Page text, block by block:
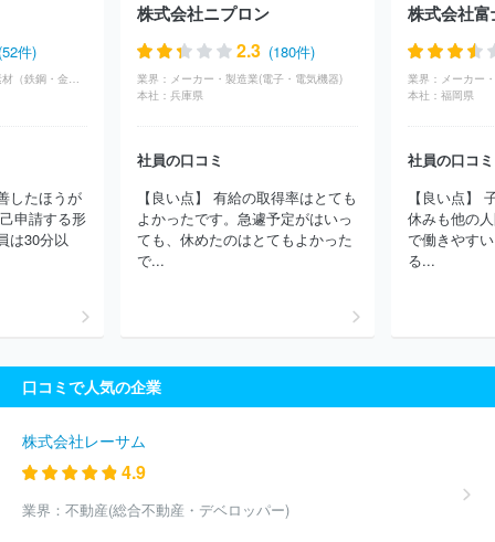
株式会社ピーアップ
ヒロセ電機株式会社
帝国通信工業株式会
社
株式会社日立製作所 太陽誘電株式会社
日本シイエムケイ株
式会社
新電元工業株式会社
社
ＮＥＣプラットフォームズ株式会社
日本アビオニクス株式会
日本電波工業株式会社
株式会社日本デジタル研究所
スタンレー電気株式会社
キヤノン株式会社
岩崎通信機株式会
社
株式会社小糸製作所 日本無線株式会社
能美防災株式会社
トヨタバッテリー株式会社
株式会社ＭＴＧ
住友電装株式会社
東芝テック株式会社
件)
メーカー・製造業(素材（鉄鋼・金属・鉱業）)
したほうが
申請する形
は30分以
株式会社ニプロン
2.3 (180件)
業界： メーカー・製造業(電子・電気機器)
本社： 兵庫県
社員の口コミ
【良い点】 有給の取得率はとても
よかったです。急遽予定がはいっ
ても、休めたのはとてもよかった
で...
株式会社
業界： メーカー
本社： 福岡県
社員の口コミ
【良い点】
休みも他の
で働きやす
る...
口コミで人気の企業
株式会社レーサム
4.9
業界： 不動産(総合不動産・デベロッパー)